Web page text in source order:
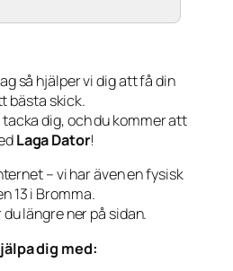
så hjälper vi dig att få din
bästa skick.
dig, och du kommer att
Laga Dator!
– vi har även en fysisk
13 i Bromma.
längre ner på sidan.
dig med: